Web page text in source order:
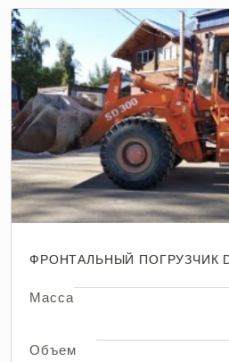
ФРОНТАЛЬНЫЙ ПОГРУЗЧИК
Масса
Объем